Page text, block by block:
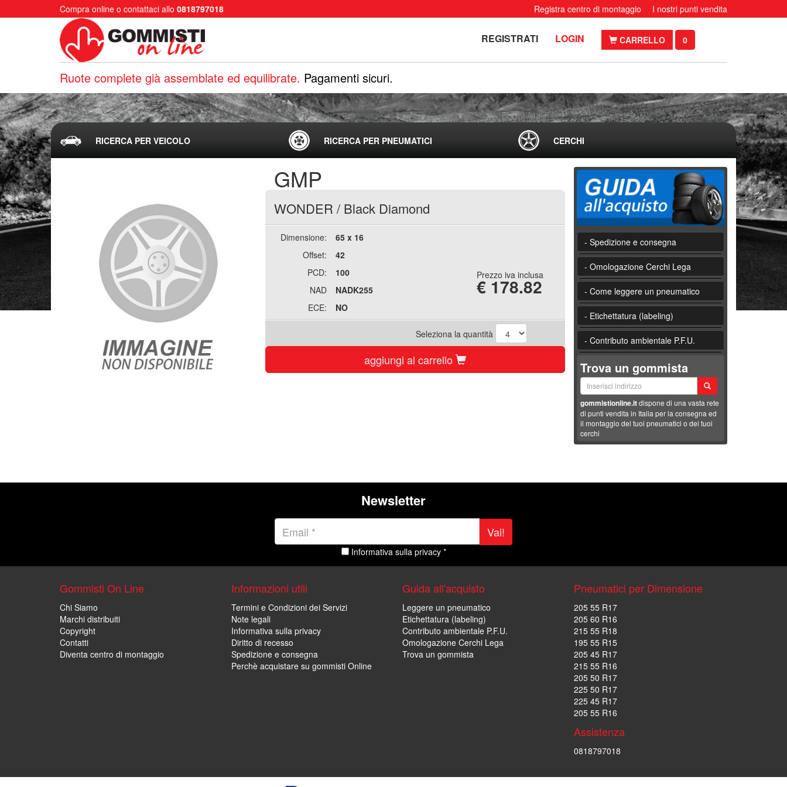
Compra online o contattaci allo 0818797018 Registra centro di montaggio I nostri punti vendita
REGISTRATI LOGIN CARRELLO 0
Ruote complete già assemblate ed equilibrate. Pagamenti sicuri.
RICERCA PER VEICOLO RICERCA PER PNEUMATICI CERCHI
GMP
WONDER / Black Diamond
Dimensione:
65 x 16
Offset:
42
PCD:
100
NAD
NADK255
ECE:
NO
Prezzo iva inclusa
€ 178.82
Seleziona la quantità
aggiungi al carrello
- Spedizione e consegna
- Omologazione Cerchi Lega
- Come leggere un pneumatico
- Etichettatura (labeling)
- Contributo ambientale P.F.U.
Trova un gommista
gommistionline.itdispone di una vasta rete
di punti vendita in Italia per la consegna ed
il montaggio dei tuoi pneumatici o dei tuoi
cerchi
Newsletter
Vai!
Informativa sulla privacy *
Gommisti On Line
Chi Siamo
Marchi distribuiti
Copyright
Contatti
Diventa centro di montaggio
Informazioni utili
Termini e Condizioni dei Servizi
Note legali
Informativa sulla privacy
Diritto di recesso
Spedizione e consegna
Perchè acquistare su gommisti Online
Guida all'acquisto
Leggere un pneumatico
Etichettatura (labeling)
Contributo ambientale P.F.U.
Omologazione Cerchi Lega
Trova un gommista
Pneumatici per Dimensione
205 55 R17
205 60 R16
215 55 R18
195 55 R15
205 45 R17
215 55 R16
205 50 R17
225 50 R17
225 45 R17
205 55 R16
Assistenza
0818797018